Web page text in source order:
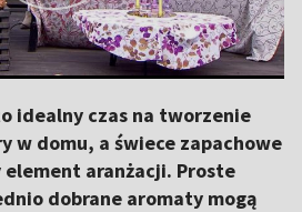
idealny czas na tworzenie
w domu, a świece zapachowe
element aranżacji. Proste
dobrane aromaty mogą